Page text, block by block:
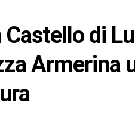
Castello di
Armerina